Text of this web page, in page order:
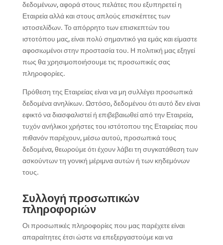
δεδομένων, αφορά στους πελάτες που εξυπηρετεί η
Εταιρεία αλλά και στους απλούς επισκέπτες των
ιστοσελίδων. Το απόρρητο των επισκεπτών του
ιστοτόπου μας, είναι πολύ σημαντικό για εμάς και είμαστε
αφοσιωμένοι στην προστασία του. Η πολιτική μας εξηγεί
πως θα χρησιμοποιήσουμε τις προσωπικές σας
πληροφορίες.
Πρόθεση της Εταιρείας είναι να μη συλλέγει προσωπικά
δεδομένα ανηλίκων. Ωστόσο, δεδομένου ότι αυτό δεν είναι
εφικτό να διασφαλιστεί ή επιβεβαιωθεί από την Εταιρεία,
τυχόν ανήλικοι χρήστες του ιστότοπου της Εταιρείας που
πιθανόν παρέχουν, μέσω αυτού, προσωπικά τους
δεδομένα, θεωρούμε ότι έχουν λάβει τη συγκατάθεση των
ασκούντων τη γονική μέριμνα αυτών ή των κηδεμόνων
τους.
Συλλογή προσωπικών
πληροφοριών
Οι προσωπικές πληροφορίες που μας παρέχετε είναι
απαραίτητες έτσι ώστε να επεξεργαστούμε και να